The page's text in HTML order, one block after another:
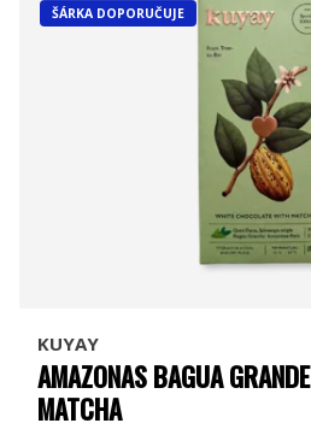
ŠÁRKA DOPORUČUJE
KUYAY
AMAZONAS BAGUA
MATCHA